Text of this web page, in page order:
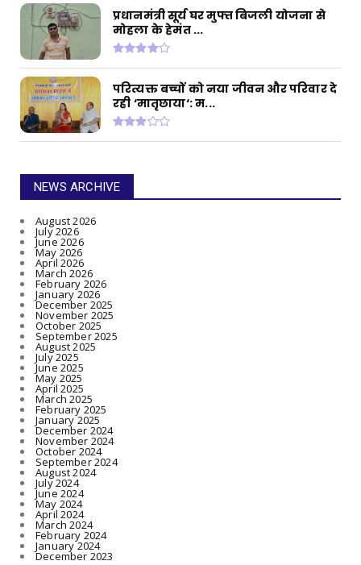
प्रधानमंत्री सूर्य घर मुफ्त बिजली योजना से
मोहला के हेमंत ...
परित्यक्त बच्चों को नया जीवन और परिवार दे
रही ‘मातृछाया‘: म...
NEWS ARCHIVE
August 2026
July 2026
June 2026
May 2026
April 2026
March 2026
February 2026
January 2026
December 2025
November 2025
October 2025
September 2025
August 2025
July 2025
June 2025
May 2025
April 2025
March 2025
February 2025
January 2025
December 2024
November 2024
October 2024
September 2024
August 2024
July 2024
June 2024
May 2024
April 2024
March 2024
February 2024
January 2024
December 2023